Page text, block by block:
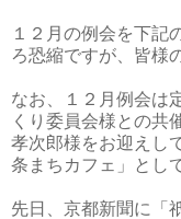
１２月の例会を下記
ろ恐縮ですが、皆様
なお、１２月例会は
くり委員会様との共
孝次郎様をお迎えし
条まちカフェ」とし
先日、京都新聞に「